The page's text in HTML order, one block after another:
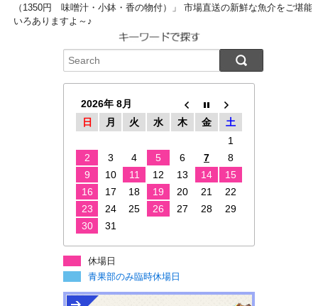
（1350円 味噌汁・小鉢・香の物付）」 市場直送の新鮮な魚介をご堪能
いろありますよ～♪
2026年 8月
日
月 火 水 木 金
土
1
2
3 4 5 6 7
8
9
10 11 12 13 14
15
16
17 18 19 20 21
22
23
24 25 26 27 28
29
30
31
休場日
青果部のみ臨時休場日